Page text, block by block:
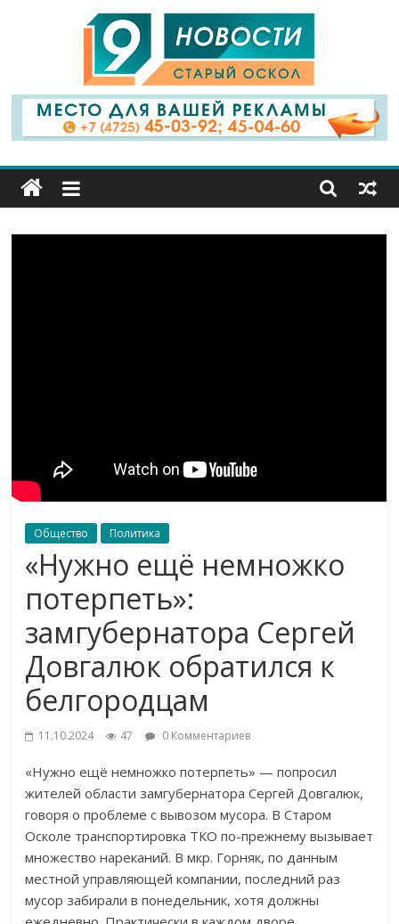
9
Канал
Старый
Общество Политика
«Нужно ещё немножко
потерпеть»:
замгубернатора Сергей
Довгалюк обратился к
белгородцам
11.10.2024 47 0 Комментариев
«Нужно ещё немножко потерпеть» — попросил
жителей области замгубернатора Сергей Довгалюк,
говоря о проблеме с вывозом мусора. В Старом
Осколе транспортировка ТКО по-прежнему вызывает
множество нареканий. В мкр. Горняк, по данным
местной управляющей компании, последний раз
мусор забирали в понедельник, хотя должны